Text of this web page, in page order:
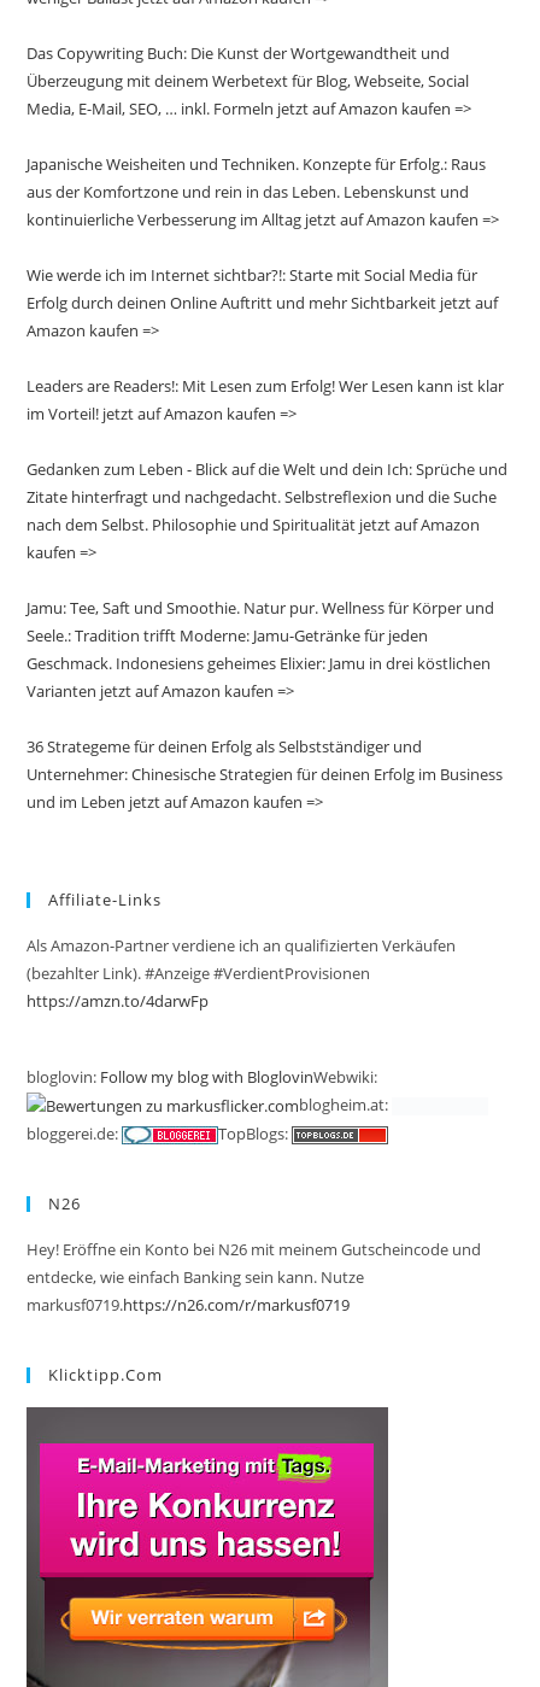
Das Copywriting Buch: Die Kunst der Wortgewandtheit und
Überzeugung mit deinem Werbetext für Blog, Webseite, Social
Media, E-Mail, SEO, … inkl. Formeln jetzt auf Amazon kaufen =>
Japanische Weisheiten und Techniken. Konzepte für Erfolg.: Raus
aus der Komfortzone und rein in das Leben. Lebenskunst und
kontinuierliche Verbesserung im Alltag jetzt auf Amazon kaufen =>
Wie werde ich im Internet sichtbar?!: Starte mit Social Media für
Erfolg durch deinen Online Auftritt und mehr Sichtbarkeit jetzt auf
Amazon kaufen =>
Leaders are Readers!: Mit Lesen zum Erfolg! Wer Lesen kann ist klar
im Vorteil! jetzt auf Amazon kaufen =>
Gedanken zum Leben - Blick auf die Welt und dein Ich: Sprüche und
Zitate hinterfragt und nachgedacht. Selbstreflexion und die Suche
nach dem Selbst. Philosophie und Spiritualität jetzt auf Amazon
kaufen =>
Jamu: Tee, Saft und Smoothie. Natur pur. Wellness für Körper und
Seele.: Tradition trifft Moderne: Jamu-Getränke für jeden
Geschmack. Indonesiens geheimes Elixier: Jamu in drei köstlichen
Varianten jetzt auf Amazon kaufen =>
36 Strategeme für deinen Erfolg als Selbstständiger und
Unternehmer: Chinesische Strategien für deinen Erfolg im Business
und im Leben jetzt auf Amazon kaufen =>
Affiliate-Links
Als Amazon-Partner verdiene ich an qualifizierten Verkäufen
(bezahlter Link). #Anzeige #VerdientProvisionen
https://amzn.to/4darwFp
bloglovin: Follow my blog with BloglovinWebwiki:
blogheim.at:
bloggerei.de:
TopBlogs:
N26
Hey! Eröffne ein Konto bei N26 mit meinem Gutscheincode und
entdecke, wie einfach Banking sein kann. Nutze
markusf0719.https://n26.com/r/markusf0719
Klicktipp.com